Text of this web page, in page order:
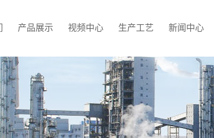
产品展示 视频中心 生产工艺 新闻中心